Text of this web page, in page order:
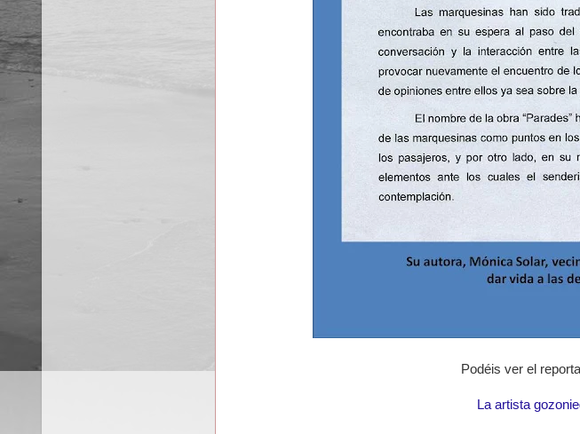
Podéis ver el
La artista